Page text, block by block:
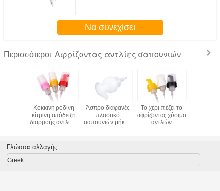
Να συνεχίσει
Περισσότεροι Αφρίζοντας αντλίες σαπουνιών
Κόκκινη ρόδινη
κίτρινη απόδειξη
διαρροής αντλιών
καλλυντικό
μπουκάλι
Άσπρο διαφανές
πλαστικό
σαπουνιών μήκος
αντλία
Το χέρι πιέζει το
αφρίζοντας χύσιμο
αντλιών
Γλώσσα αλλαγής
Greek